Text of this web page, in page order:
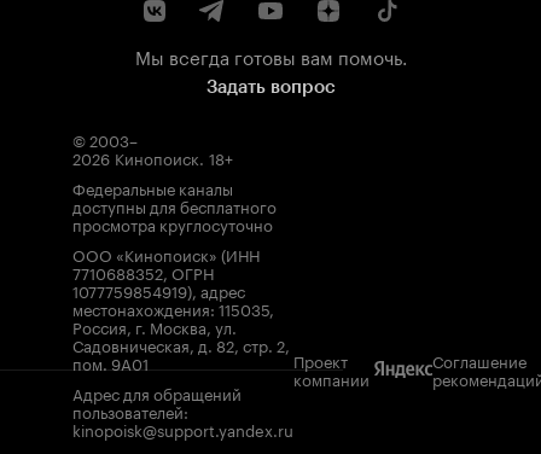
Мы всегда готовы вам помочь.
Задать вопрос
© 2003–
2026 Кинопоиск. 18+
Федеральные каналы
доступны для бесплатного
просмотра круглосуточно
ООО «Кинопоиск» (ИНН
7710688352, ОГРН
1077759854919), адрес
местонахождения: 115035,
Россия, г. Москва, ул.
Садовническая, д. 82, стр. 2,
пом. 9А01
Адрес для обращений
пользователей:
kinopoisk@support.yandex.ru
Проект
компании
Соглашение